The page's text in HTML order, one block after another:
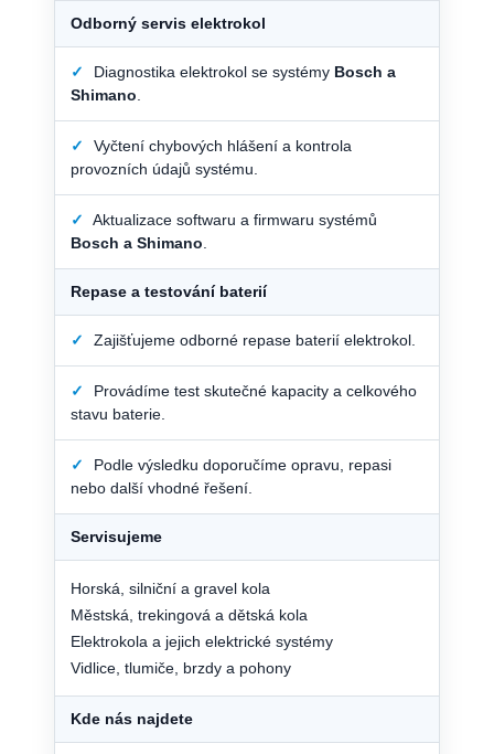
Odborný servis elektrokol
✓ Diagnostika elektrokol se systémy Bosch a
Shimano
✓
Vyčtení chybových hlášení a kontrola
provozních údajů systému.
✓
Aktualizace softwaru a firmwaru systémů
Bosch a Shimano
Repase a testování baterií
✓ Zajišťujeme odborné repase baterií elektrokol.
✓
Provádíme test skutečné kapacity a celkového
stavu baterie.
✓
Podle výsledku doporučíme opravu, repasi
nebo další vhodné řešení.
Servisujeme
Horská, silniční a gravel kola
Městská, trekingová a dětská kola
Elektrokola a jejich elektrické systémy
Vidlice, tlumiče, brzdy a pohony
Kde nás najdete